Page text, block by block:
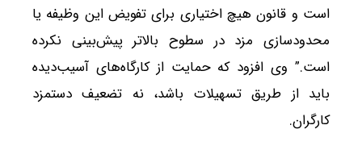
است و قانون هیچ اختیاری برای تفویض این وظیفه یا
محدودسازی مزد در سطوح بالاتر پیش‌بینی نکرده
است.” وی افزود که حمایت از کارگاه‌های آسیب‌دیده
باید از طریق تسهیلات باشد، نه تضعیف دستمزد
کارگران.